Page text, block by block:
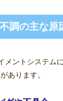
調の主な原
メントシステム
あります。